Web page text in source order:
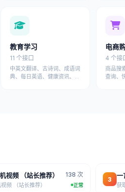
教育学习
11 个接口
中英文翻译、古诗词、成语词
典、每日英语、健康资讯、医
电商
4 个接
商品搜
查询、
视频 （站长推荐）
频 （站长推荐）
138 次
正常
3
一